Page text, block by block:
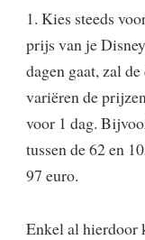
1. Kies steeds
prijs van je
dagen gaat, zal
variëren de
voor 1 dag.
tussen de 62 en
97 euro.
Enkel al hierdoor